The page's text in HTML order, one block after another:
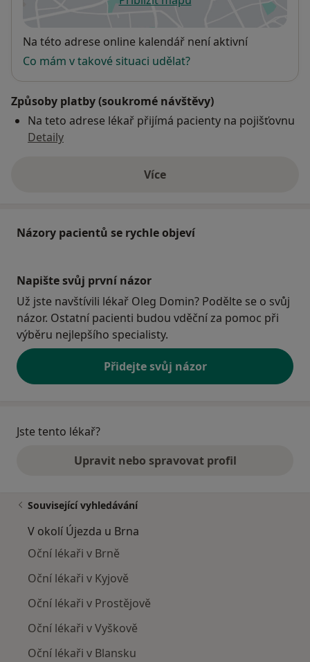
se otevře v nové záložce
Dostupnost
Na této adrese online kalendář není aktivní
Co mám v takové situaci udělat?
Způsoby platby (soukromé návštěvy)
Na teto adrese lékař přijímá pacienty na pojišťovnu
Detaily
Víceo adrese
Názory pacientů se rychle objeví
Napište svůj první názor
Už jste navštívili lékař Oleg Domin? Podělte se o svůj
názor. Ostatní pacienti budou vděční za pomoc při
výběru nejlepšího specialisty.
Přidejte svůj názor
Jste tento lékař?
Upravit nebo spravovat profil
Související vyhledávání
V okolí Újezda u Brna
Oční lékaři v Brně
Oční lékaři v Kyjově
Oční lékaři v Prostějově
Oční lékaři v Vyškově
Oční lékaři v Blansku